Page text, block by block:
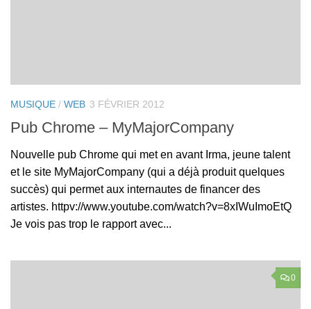
MUSIQUE / WEB 3 FÉVRIER 2012
Pub Chrome – MyMajorCompany
Nouvelle pub Chrome qui met en avant Irma, jeune talent
et le site MyMajorCompany (qui a déjà produit quelques
succès) qui permet aux internautes de financer des
artistes. httpv://www.youtube.com/watch?v=8xIWuImoEtQ
Je vois pas trop le rapport avec...
0